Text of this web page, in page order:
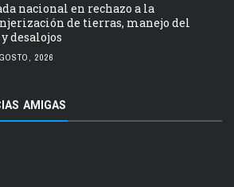
nacional en rechazo a la
de tierras, manejo del
desalojos
2026
AMIGAS